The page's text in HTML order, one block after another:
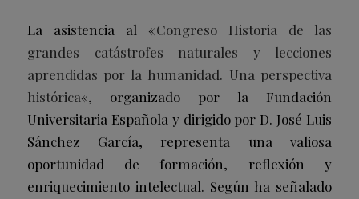
La asistencia al «Congreso Historia de las
grandes catástrofes naturales y lecciones
aprendidas por la humanidad. Una perspectiva
histórica«, organizado por la Fundación
Universitaria Española y dirigido por D. José Luis
Sánchez García, representa una valiosa
oportunidad de formación, reflexión y
enriquecimiento intelectual. Según ha señalado